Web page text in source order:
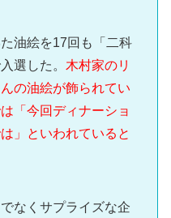
油絵を17回も「二科
選した。 木村家のリ
の油絵が飾られてい
「今回ディナーショ
」といわれていると
なくサプライズな企